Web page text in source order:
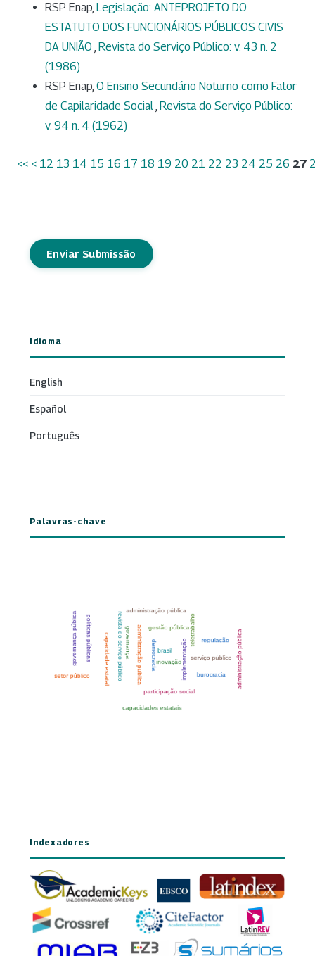
RSP Enap, Legislação: ANTEPROJETO DO
ESTATUTO DOS FUNCIONÁRIOS PÚBLICOS CIVIS
DA UNIÃO , Revista do Serviço Público: v. 43 n. 2
(1986)
RSP Enap, O Ensino Secundário Noturno como Fator
de Capilaridade Social, Revista do Serviço Público:
v. 94 n. 4 (1962)
<< < 12 13 14 15 16 17 18 19 20 21 22 23 24 25 26 27
Enviar Submissão
Idioma
English
Español
Português
Palavras-chave
Indexadores